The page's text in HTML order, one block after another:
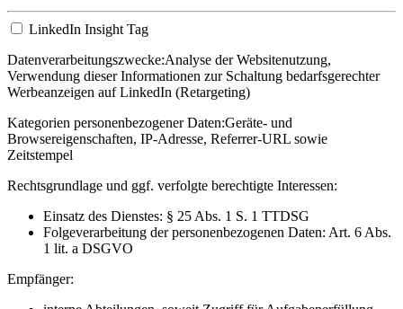
LinkedIn Insight Tag
Datenverarbeitungszwecke:Analyse der Websitenutzung,
Verwendung dieser Informationen zur Schaltung bedarfsgerechter
Werbeanzeigen auf LinkedIn (Retargeting)
Kategorien personenbezogener Daten:Geräte- und
Browsereigenschaften, IP-Adresse, Referrer-URL sowie
Zeitstempel
Rechtsgrundlage und ggf. verfolgte berechtigte Interessen:
Einsatz des Dienstes: § 25 Abs. 1 S. 1 TTDSG
Folgeverarbeitung der personenbezogenen Daten: Art. 6 Abs.
1 lit. a DSGVO
Empfänger: